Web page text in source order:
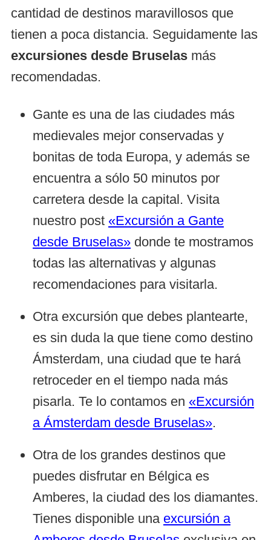
cantidad de destinos maravillosos que
tienen a poca distancia. Seguidamente las
excursiones desde Bruselas más
recomendadas.
Gante es una de las ciudades más
medievales mejor conservadas y
bonitas de toda Europa, y además se
encuentra a sólo 50 minutos por
carretera desde la capital. Visita
nuestro post «Excursión a Gante
desde Bruselas» donde te mostramos
todas las alternativas y algunas
recomendaciones para visitarla.
Otra excursión que debes plantearte,
es sin duda la que tiene como destino
Ámsterdam, una ciudad que te hará
retroceder en el tiempo nada más
pisarla. Te lo contamos en «Excursión
a Ámsterdam desde Bruselas».
Otra de los grandes destinos que
puedes disfrutar en Bélgica es
Amberes, la ciudad des los diamantes.
Tienes disponible una excursión a